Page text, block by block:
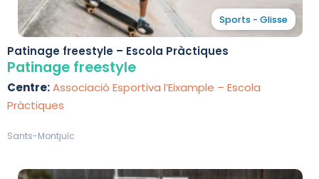
Sports - Glisse
Patinage freestyle – Escola Pràctiques
Patinage freestyle
Centre:Associació Esportiva l’Eixample – Escola
Pràctiques
Sants-Montjuïc